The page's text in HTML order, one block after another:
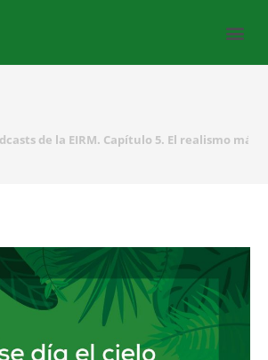
de la EIRM. Capítulo 5. El realismo